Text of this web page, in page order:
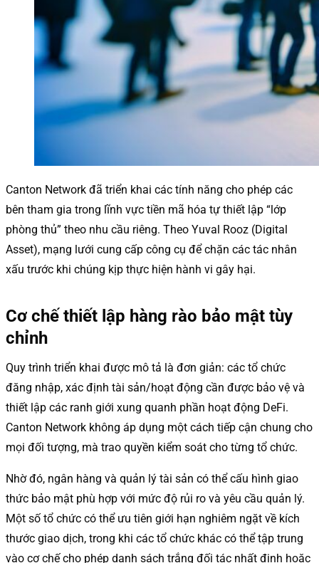
Canton Network đã triển khai các tính năng cho phép các
bên tham gia trong lĩnh vực tiền mã hóa tự thiết lập “lớp
phòng thủ” theo nhu cầu riêng. Theo Yuval Rooz (Digital
Asset), mạng lưới cung cấp công cụ để chặn các tác nhân
xấu trước khi chúng kịp thực hiện hành vi gây hại.
Cơ chế thiết lập hàng rào bảo mật tùy
chỉnh
Quy trình triển khai được mô tả là đơn giản: các tổ chức
đăng nhập, xác định tài sản/hoạt động cần được bảo vệ và
thiết lập các ranh giới xung quanh phần hoạt động DeFi.
Canton Network không áp dụng một cách tiếp cận chung cho
mọi đối tượng, mà trao quyền kiểm soát cho từng tổ chức.
Nhờ đó, ngân hàng và quản lý tài sản có thể cấu hình giao
thức bảo mật phù hợp với mức độ rủi ro và yêu cầu quản lý.
Một số tổ chức có thể ưu tiên giới hạn nghiêm ngặt về kích
thước giao dịch, trong khi các tổ chức khác có thể tập trung
vào cơ chế cho phép danh sách trắng đối tác nhất định hoặc